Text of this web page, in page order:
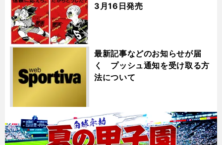
3月16日発売
最新記事などのお知らせが届
く プッシュ通知を受け取る方
法について